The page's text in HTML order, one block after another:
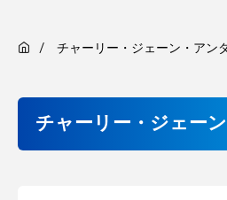
チャーリー・ジェーン・アン
チャーリー・ジェー